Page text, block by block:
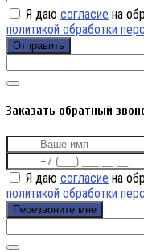
Я даю согласие на
политикой обработки
Отправить
Заказать обратный
Я даю согласие на
политикой обработки
Перезвоните мне